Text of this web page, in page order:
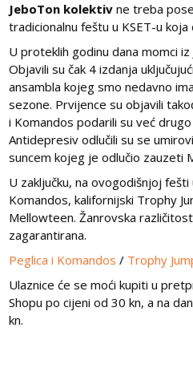
JeboTon kolektiv ne treba
tradicionalnu feštu u KSET-u koja
U proteklih godinu dana momci
Objavili su čak 4 izdanja
ansambla kojeg smo nedavno
sezone. Prvijence su objavili
i Komandos podarili su već
Antidepresiv odlučili su se
suncem kojeg je odlučio zauzeti
U zaključku, na ovogodišnjoj
Komandos, kalifornijski Trophy
Mellowteen. Žanrovska
zagarantirana.
Peglica i Komandos / Trophy
Ulaznice će se moći kupiti u
Shopu po cijeni od 30 kn, a na
kn.